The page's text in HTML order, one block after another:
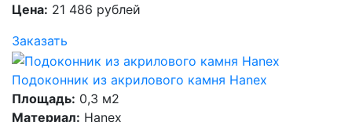
Цена: 21 486 рублей
Заказать
Подоконник из акрилового камня Hanex
Площадь: 0,3 м2
Материал: Hanex